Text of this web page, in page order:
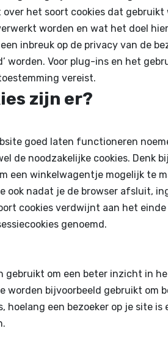
over het soort cookies dat gebruikt
worden en wat het doel
inbreuk op de privacy van de
worden. Voor plug-ins en het
vereist.
zijn er?
goed laten functioneren
de noodzakelijke cookies. Denk
een winkelwagentje mogelijk te
ook nadat je de browser afsluit,
cookies verdwijnt aan het
genoemd.
gebruikt om een beter inzicht in
worden bijvoorbeeld gebruikt om
hoelang een bezoeker op je site is